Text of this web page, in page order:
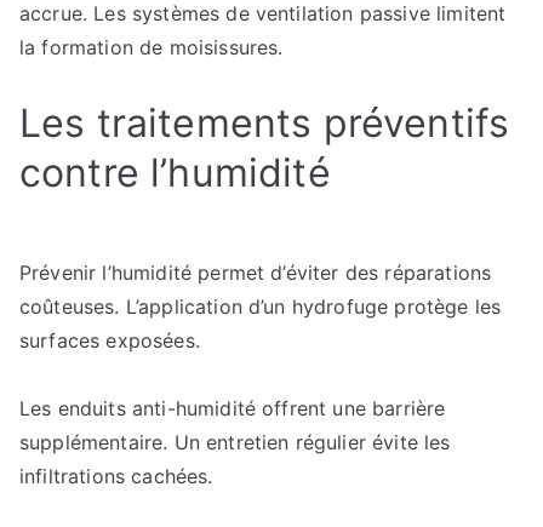
accrue. Les systèmes de ventilation passive limitent
la formation de moisissures.
Les traitements préventifs
contre l’humidité
Prévenir l’humidité permet d’éviter des réparations
coûteuses. L’application d’un hydrofuge protège les
surfaces exposées.
Les enduits anti-humidité offrent une barrière
supplémentaire. Un entretien régulier évite les
infiltrations cachées.